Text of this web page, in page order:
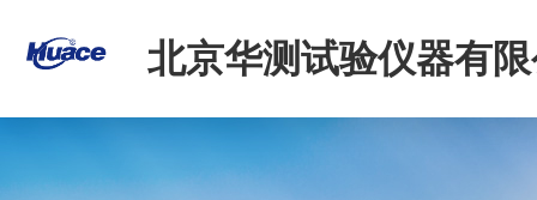
北京华测试验仪器有